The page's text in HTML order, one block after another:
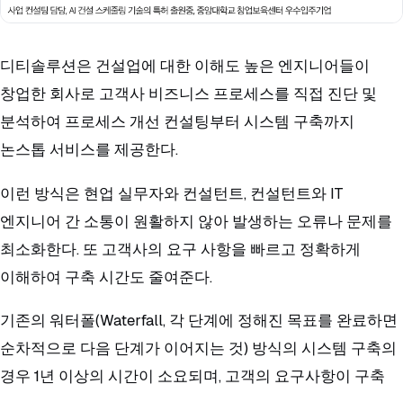
디티솔루션은 건설업에 대한 이해도 높은 엔지니어들이
창업한 회사로 고객사 비즈니스 프로세스를 직접 진단 및
분석하여 프로세스 개선 컨설팅부터 시스템 구축까지
논스톱 서비스를 제공한다.
이런 방식은 현업 실무자와 컨설턴트, 컨설턴트와 IT
엔지니어 간 소통이 원활하지 않아 발생하는 오류나 문제를
최소화한다. 또 고객사의 요구 사항을 빠르고 정확하게
이해하여 구축 시간도 줄여준다.
기존의 워터폴(Waterfall, 각 단계에 정해진 목표를 완료하면
순차적으로 다음 단계가 이어지는 것) 방식의 시스템 구축의
경우 1년 이상의 시간이 소요되며, 고객의 요구사항이 구축